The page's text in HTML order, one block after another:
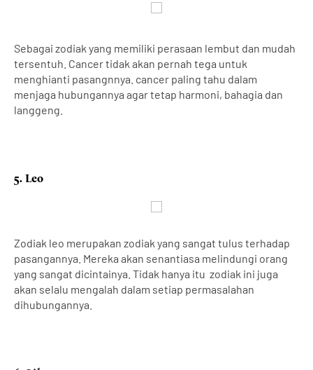
Sebagai zodiak yang memiliki perasaan lembut dan mudah
tersentuh. Cancer tidak akan pernah tega untuk
menghianti pasangnnya. cancer paling tahu dalam
menjaga hubungannya agar tetap harmoni, bahagia dan
langgeng.
5. Leo
Zodiak leo merupakan zodiak yang sangat tulus terhadap
pasangannya. Mereka akan senantiasa melindungi orang
yang sangat dicintainya. Tidak hanya itu zodiak ini juga
akan selalu mengalah dalam setiap permasalahan
dihubungannya.